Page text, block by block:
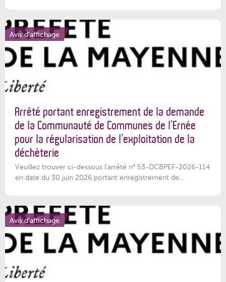
Avis d'affichage
Arrêté portant enregistrement de la demande
de la Communauté de Communes de l’Ernée
pour la régularisation de l’exploitation de la
déchèterie
Veuillez trouver ci-dessous l'arrêté n° 53-DCBPEF-2026-114
en date du 30 juin 2026 portant enregistrement de...
Avis d'affichage